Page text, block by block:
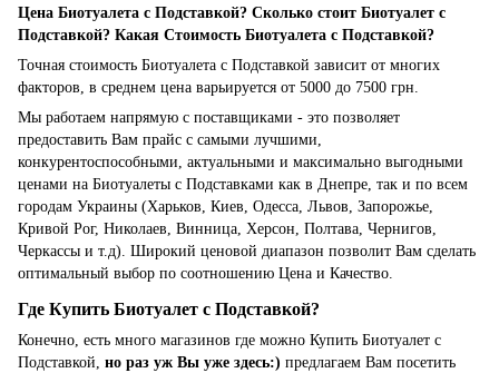
Цена Биотуалета с Подставкой? Сколько стоит Биотуалет с
Подставкой? Какая Стоимость Биотуалета с Подставкой?
Точная стоимость Биотуалета с Подставкой зависит от многих
факторов, в среднем цена варьируется от 5000 до 7500 грн.
Мы работаем напрямую с поставщиками - это позволяет
предоставить Вам прайс с самыми лучшими,
конкурентоспособными, актуальными и максимально выгодными
ценами на Биотуалеты с Подставками как в Днепре, так и по всем
городам Украины (Харьков, Киев, Одесса, Львов, Запорожье,
Кривой Рог, Николаев, Винница, Херсон, Полтава, Чернигов,
Черкассы и т.д). Широкий ценовой диапазон позволит Вам сделать
оптимальный выбор по соотношению Цена и Качество.
Где Купить Биотуалет с Подставкой?
Конечно, есть много магазинов где можно Купить Биотуалет с
Подставкой, но раз уж Вы уже здесь:) предлагаем Вам посетить